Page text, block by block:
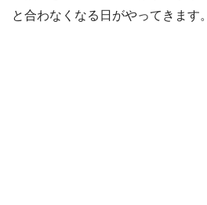
と合わなくなる日がやってきます。